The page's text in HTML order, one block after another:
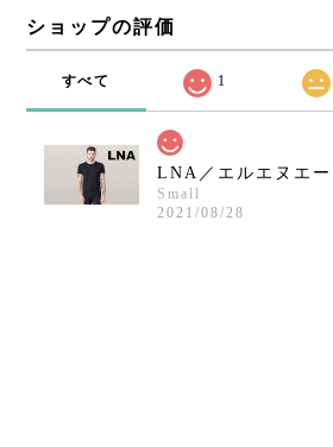
ショップの評価
すべて 1
Small
2021/08/28